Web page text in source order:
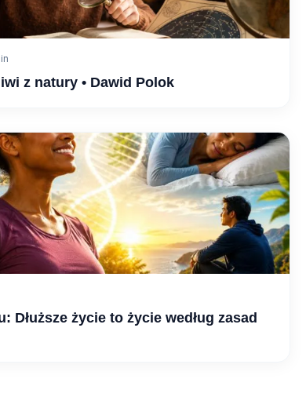
z natury • Dawid Polok
Dłuższe życie to życie według zasad